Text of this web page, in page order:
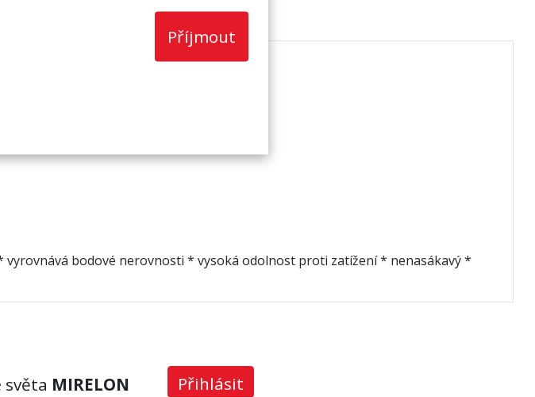
Příjmout
bodové nerovnosti * vysoká odolnost proti zatížení * nenasákavý *
světa MIRELON Přihlásit